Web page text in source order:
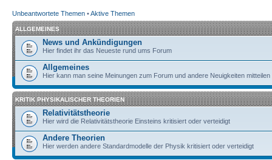
Unbeantwortete Themen •Aktive Themen
ALLGEMEINES
News und Ankündigungen
Hier findet ihr das Neueste rund ums Forum
Allgemeines
Hier kann man seine Meinungen zum Forum und andere Neuigkeiten mitteilen
KRITIK PHYSIKALISCHER THEORIEN
Relativitätstheorie
Hier wird die Relativitätstheorie Einsteins kritisiert oder verteidigt
Andere Theorien
Hier werden andere Standardmodelle der Physik kritisiert oder verteidigt